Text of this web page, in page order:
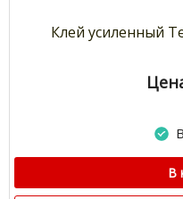
Клей усиленный
В